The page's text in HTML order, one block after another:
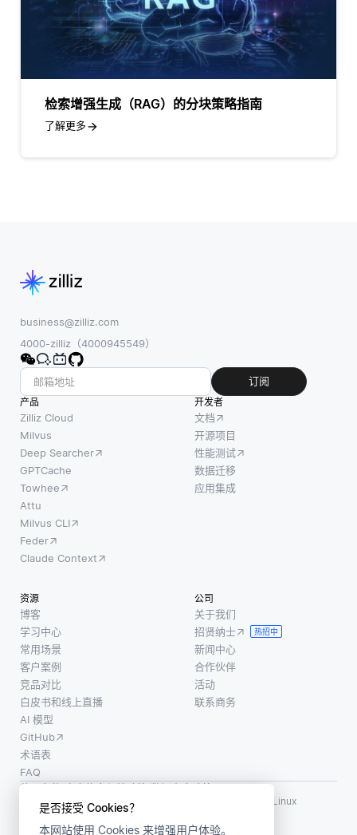
是否接受 Cookies？
本网站使用 Cookies 来增强用户体验。
检索增强生成（RAG）的分块策略指南
了解更多
business@zilliz.com
4000-zilliz（4000945549）
订阅
产品
Zilliz Cloud
Milvus
Deep Searcher
GPTCache
Towhee
Attu
Milvus CLI
Feder
Claude Context
开发者
文档
开源项目
性能测试
数据迁移
应用集成
资源
博客
学习中心
常用场景
客户案例
竞品对比
白皮书和线上直播
AI 模型
GitHub
术语表
FAQ
公司
关于我们
招贤纳士
热招中
新闻中心
合作伙伴
活动
联系商务
使用条款·个人信息保护政策·数据安全政策
LF AI、LF AI & Data、Milvus，以及相关的开源项目名称为 Linux
Foundation 所有商标
版权所有 ©2026 上海赜睿信息科技有限公司保留所有权利